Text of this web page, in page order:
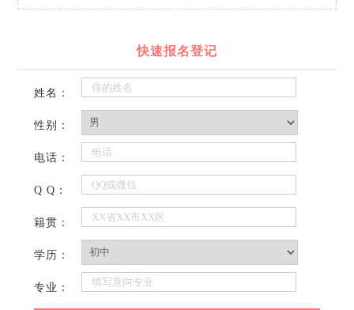
快速报名登记
姓名：
性别：
电话：
Q Q：
籍贯：
学历：
专业：